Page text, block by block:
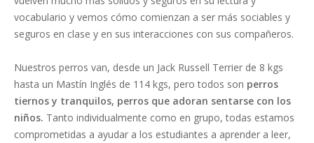
vocabulario y vemos cómo comienzan a ser más sociables y
seguros en clase y en sus interacciones con sus compañeros.
Nuestros perros van, desde un Jack Russell Terrier de 8 kgs
hasta un Mastín Inglés de 114 kgs, pero todos son perros
tiernos y tranquilos, perros que adoran sentarse con los
niños. Tanto individualmente como en grupo, todas estamos
comprometidas a ayudar a los estudiantes a aprender a leer,